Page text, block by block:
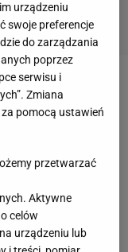
transferów
kierownictwa
a latem klub
obrońcy
ponad 70 mln
listę nazwisk,
urządzeniu
swoje preferencje
do zarządzania
poprzez
serwisu i
Zmiana
pomocą ustawień
przetwarzać
Aktywne
celów
urządzeniu lub